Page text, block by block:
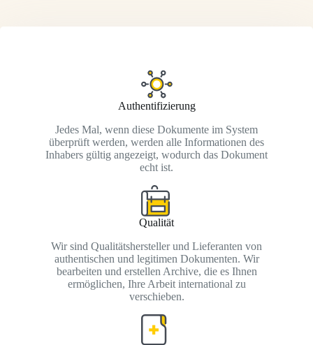
Authentifizierung
Jedes Mal, wenn diese Dokumente im System
überprüft werden, werden alle Informationen des
Inhabers gültig angezeigt, wodurch das Dokument
echt ist.
Qualität
Wir sind Qualitätshersteller und Lieferanten von
authentischen und legitimen Dokumenten. Wir
bearbeiten und erstellen Archive, die es Ihnen
ermöglichen, Ihre Arbeit international zu
verschieben.